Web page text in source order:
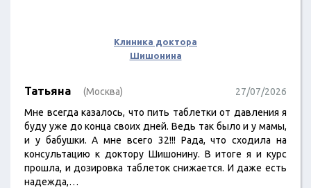
Клиника доктора
Шишонина
Татьяна (Москва)
27/07/2026
Мне всегда казалось, что пить таблетки от давления я
буду уже до конца своих дней. Ведь так было и у мамы,
и у бабушки. А мне всего 32!!! Рада, что сходила на
консультацию к доктору Шишонину. В итоге я и курс
прошла, и дозировка таблеток снижается. И даже есть
надежда,…